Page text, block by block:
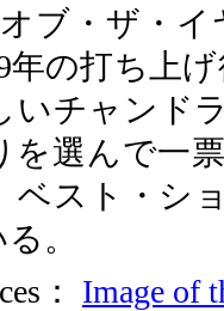
ブ・ザ・
年の打ち上
いチャンド
を選んで一
ベスト・シ
。
： Image of